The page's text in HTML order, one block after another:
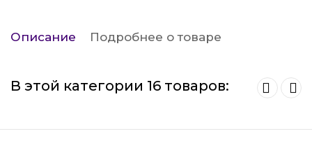
Описание Подробнее о товаре
В этой категории 16 товаров: